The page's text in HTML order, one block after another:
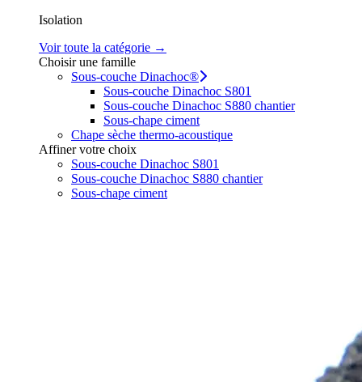
Isolation
Voir toute la catégorie →
Choisir une famille
Sous-couche Dinachoc®
Sous-couche Dinachoc S801
Sous-couche Dinachoc S880 chantier
Sous-chape ciment
Chape sèche thermo-acoustique
Affiner votre choix
Sous-couche Dinachoc S801
Sous-couche Dinachoc S880 chantier
Sous-chape ciment